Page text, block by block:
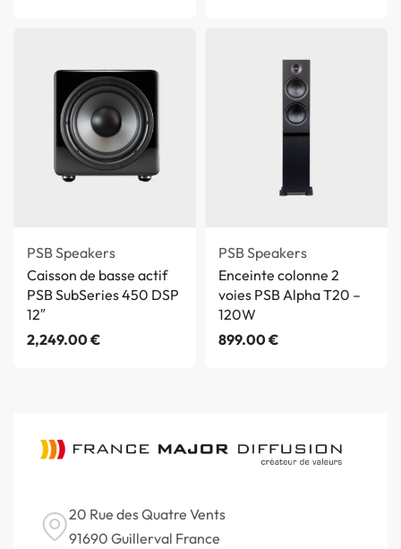
PSB Speakers
Caisson de basse actif
PSB SubSeries 450 DSP
12″
2,249.00€
PSB Speakers
Enceinte colonne 2
voies PSB Alpha T20 –
120W
899.00€
20 Rue des Quatre Vents
91690 Guillerval France